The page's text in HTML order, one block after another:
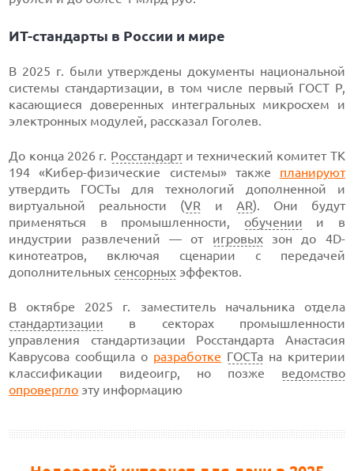
ИТ-стандарты в России и мире
В 2025 г. были утверждены документы национальной
системы стандартизации, в том числе первый ГОСТ Р,
касающиеся доверенных интегральных микросхем и
электронных модулей, рассказал Гоголев.
До конца 2026 г. Росстандарти технический комитет ТК
194 «Кибер-физические системы» также планируют
утвердить ГОСТы для технологий дополненной и
виртуальной реальности (VR и AR). Они будут
применяться в промышленности, обучении и в
индустрии развлечений — от игровыхзон до 4D-
кинотеатров, включая сценарии с передачей
дополнительных сенсорных эффектов.
В октябре 2025 г. заместитель начальника отдела
стандартизации в секторах промышленности
управления стандартизации Росстандарта Анастасия
Каврусова сообщила о разработке ГОСТана критерии
классификации видеоигр, но позже ведомство
опровергло эту информацию